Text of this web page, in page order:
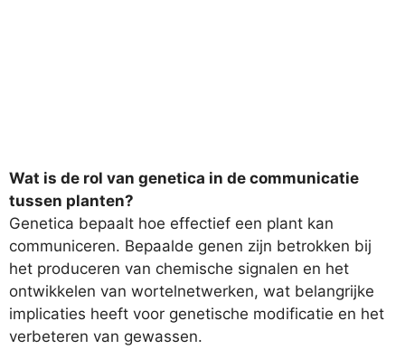
Wat is de rol van genetica in de communicatie
tussen planten?
Genetica bepaalt hoe effectief een plant kan
communiceren. Bepaalde genen zijn betrokken bij
het produceren van chemische signalen en het
ontwikkelen van wortelnetwerken, wat belangrijke
implicaties heeft voor genetische modificatie en het
verbeteren van gewassen.